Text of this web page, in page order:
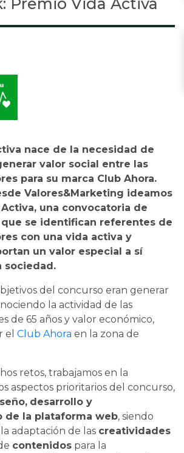
nace de la necesidad de
valor social entre las
para su marca Club Ahora.
Valores&Marketing ideamos
una convocatoria de
se identifican referentes de
con una vida activa y
un valor especial a sí
sociedad.
del concurso eran generar
la actividad de las
de 65 años y valor económico,
el Club Ahora en la zona de
retos, trabajamos en la
aspectos prioritarios del concurso,
desarrollo y
de la plataforma web, siendo
la adaptación de las creatividades
contenidos para la